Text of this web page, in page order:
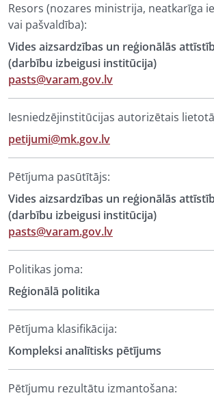
Resors (nozares ministrija, neatkarīga
vai pašvaldība):
Vides aizsardzības un reģionālās
(darbību izbeigusi institūcija)
pasts@varam.gov.lv
Iesniedzējinstitūcijas autorizētais
petijumi@mk.gov.lv
Pētījuma pasūtītājs:
Vides aizsardzības un reģionālās
(darbību izbeigusi institūcija)
pasts@varam.gov.lv
Politikas joma:
Reģionālā politika
Pētījuma klasifikācija:
Kompleksi analītisks pētījums
Pētījumu rezultātu izmantošana: